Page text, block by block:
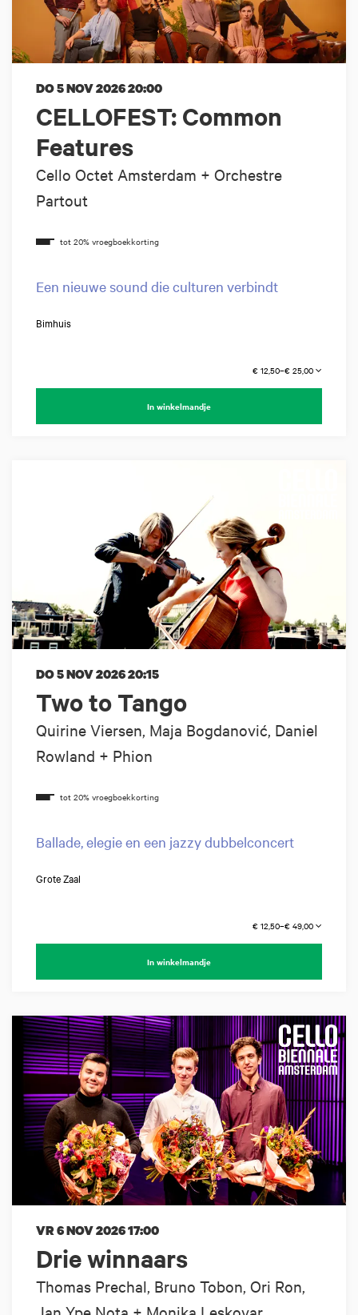
CELLOFEST: Common
Features
Cello Octet Amsterdam + Orchestre
Partout
DO 5 NOV 202620:00
Een nieuwe sound die culturen verbindt
Bimhuis
€ 12,50–€ 25,00
In winkelmandje
Two to Tango
Quirine Viersen, Maja Bogdanović, Daniel
Rowland + Phion
DO 5 NOV 202620:15
Ballade, elegie en een jazzy dubbelconcert
Grote Zaal
€ 12,50–€ 49,00
In winkelmandje
Drie winnaars
Thomas Prechal, Bruno Tobon, Ori Ron,
Jan Ype Nota + Monika Leskovar
VR 6 NOV 202617:00